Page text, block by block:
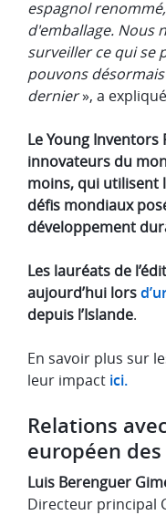
espagnol
d'emballage. Nous
surveiller ce qui se
pouvons
dernier», a
Le Young
innovateurs du
moins, qui utilisent
défis mondiaux
développement
Les lauréats de
aujourd’hui lors
depuis l’Islande.
En savoir plus sur
leur impact ici.
Relations
européen
Luis Berenguer
Directeur principal